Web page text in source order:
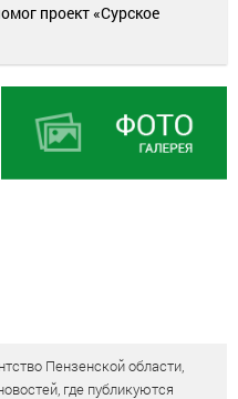
проект «Сурское
Пензенской области,
где публикуются